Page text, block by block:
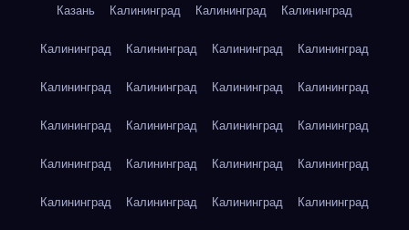
Казань Калининград Калининград Калининград
Калининград Калининград Калининград Калининград
Калининград Калининград Калининград Калининград
Калининград Калининград Калининград Калининград
Калининград Калининград Калининград Калининград
Калининград Калининград Калининград Калининград